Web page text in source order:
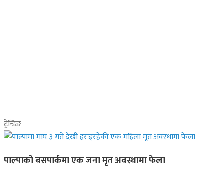
ट्रेन्डिङ
पाल्पाको बसपार्कमा एक जना मृत अवस्थामा फेला